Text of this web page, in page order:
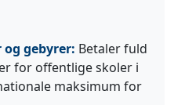
gebyrer: Betaler fuld
for offentlige skoler i
maksimum for